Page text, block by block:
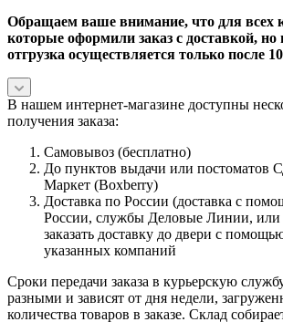
Обращаем ваше внимание, что для всех
которые оформили заказ с доставкой,
отгрузка осуществляется только после
В нашем интернет-магазине доступны
получения заказа:
Самовывоз (бесплатно)
До пунктов выдачи или постоматов
Маркет (Boxberry)
Доставка по России (доставка с
России, службы Деловые Линии, или
заказать доставку до двери с
указанных компаний
Сроки передачи заказа в курьерскую
разными и зависят от дня недели,
количества товаров в заказе. Склад